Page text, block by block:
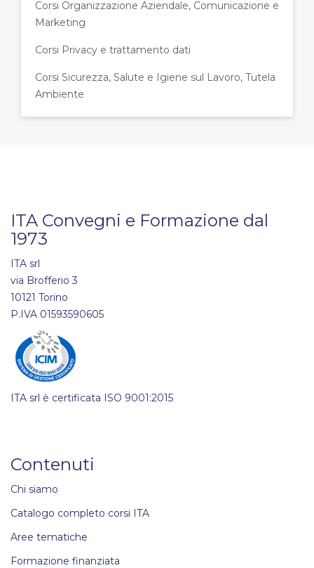
Corsi Organizzazione Aziendale, Comunicazione e
Marketing
Corsi Privacy e trattamento dati
Corsi Sicurezza, Salute e Igiene sul Lavoro, Tutela
Ambiente
ITA Convegni e Formazione dal
1973
ITA srl
via Brofferio 3
10121 Torino
P.IVA 01593590605
ITA srl è certificata ISO 9001:2015
Contenuti
Chi siamo
Catalogo completo corsi ITA
Aree tematiche
Formazione finanziata